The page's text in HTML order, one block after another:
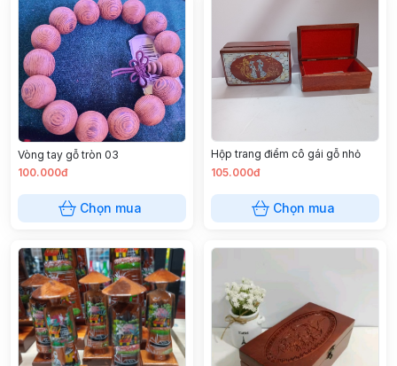
Vòng tay gỗ tròn 03
100.000đ
Chọn mua
Hộp trang điểm cô gái gỗ nhỏ
105.000đ
Chọn mua